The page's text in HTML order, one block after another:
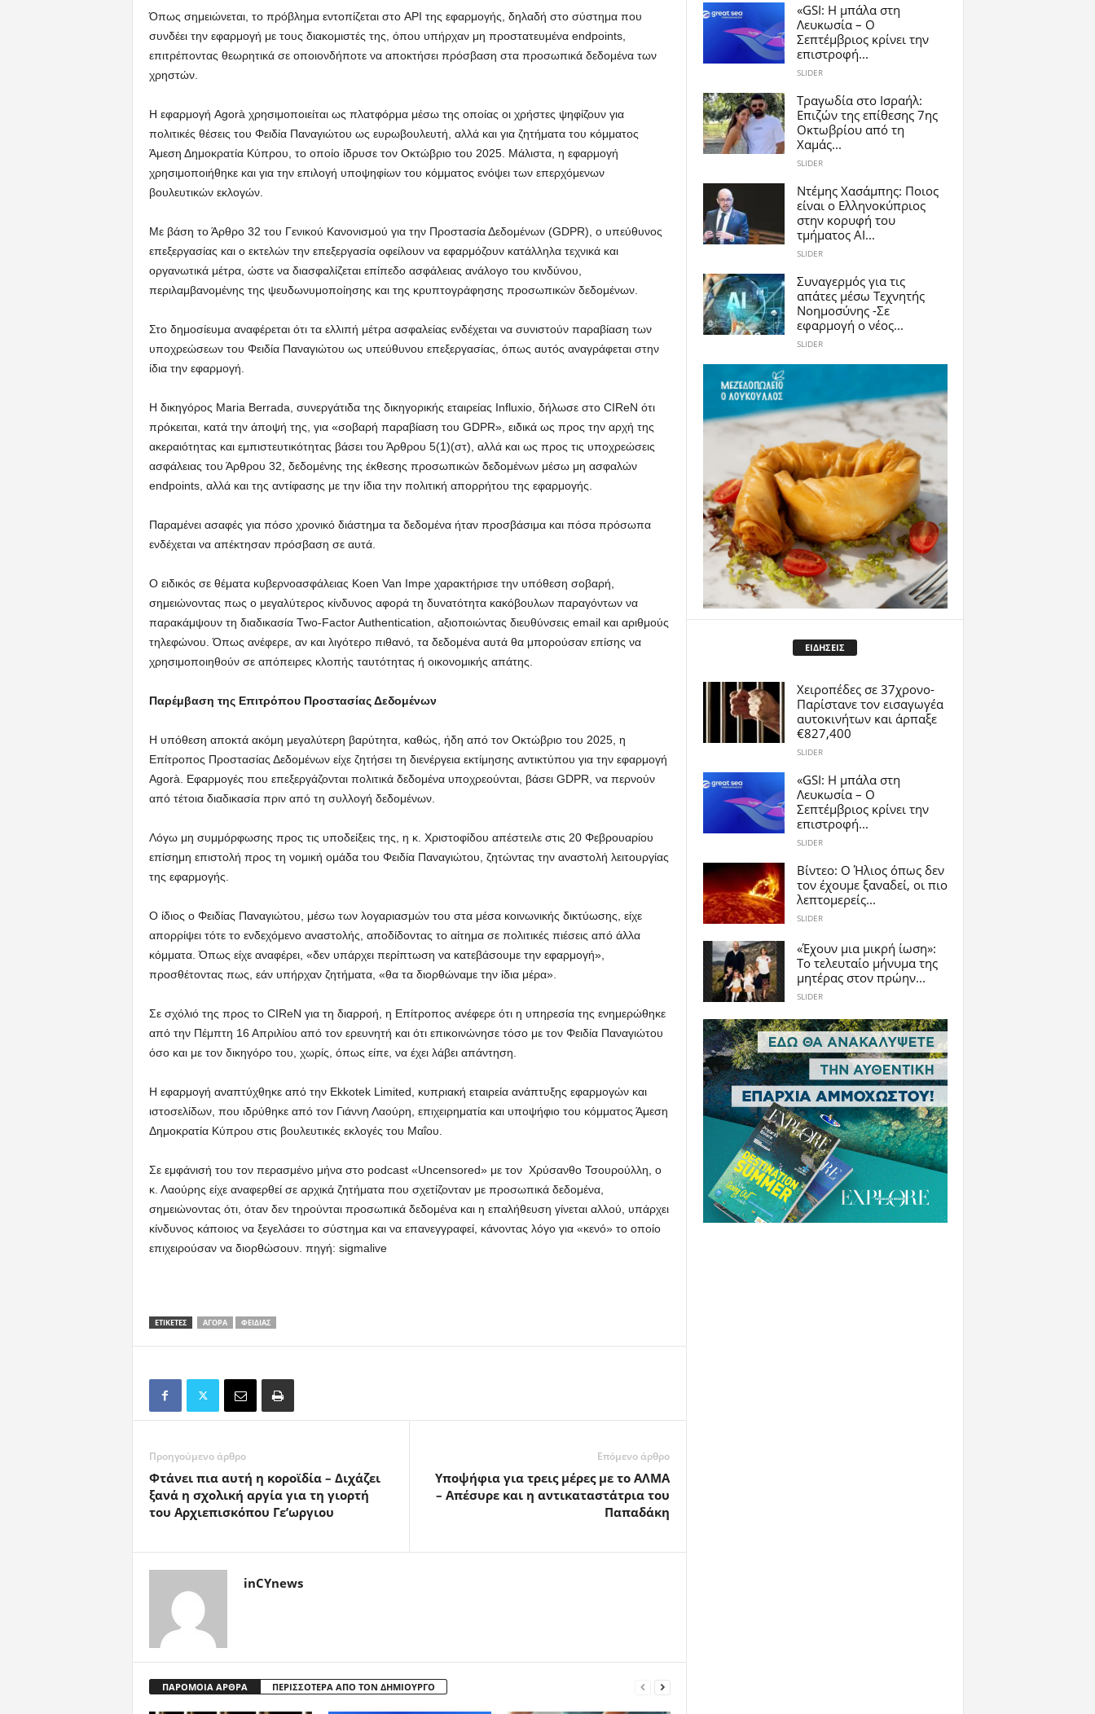
Όπως σημειώνεται, το πρόβλημα εντοπίζεται στο API της εφαρμογής, δηλαδή στο σύστημα που
συνδέει την εφαρμογή με τους διακομιστές της, όπου υπήρχαν μη προστατευμένα endpoints,
επιτρέποντας θεωρητικά σε οποιονδήποτε να αποκτήσει πρόσβαση στα προσωπικά δεδομένα των
χρηστών.
Η εφαρμογή Agorà χρησιμοποιείται ως πλατφόρμα μέσω της οποίας οι χρήστες ψηφίζουν για
πολιτικές θέσεις του Φειδία Παναγιώτου ως ευρωβουλευτή, αλλά και για ζητήματα του κόμματος
Άμεση Δημοκρατία Κύπρου, το οποίο ίδρυσε τον Οκτώβριο του 2025. Μάλιστα, η εφαρμογή
χρησιμοποιήθηκε και για την επιλογή υποψηφίων του κόμματος ενόψει των επερχόμενων
βουλευτικών εκλογών.
Με βάση το Άρθρο 32 του Γενικού Κανονισμού για την Προστασία Δεδομένων (GDPR), ο υπεύθυνος
επεξεργασίας και ο εκτελών την επεξεργασία οφείλουν να εφαρμόζουν κατάλληλα τεχνικά και
οργανωτικά μέτρα, ώστε να διασφαλίζεται επίπεδο ασφάλειας ανάλογο του κινδύνου,
περιλαμβανομένης της ψευδωνυμοποίησης και της κρυπτογράφησης προσωπικών δεδομένων.
Στο δημοσίευμα αναφέρεται ότι τα ελλιπή μέτρα ασφαλείας ενδέχεται να συνιστούν παραβίαση των
υποχρεώσεων του Φειδία Παναγιώτου ως υπεύθυνου επεξεργασίας, όπως αυτός αναγράφεται στην
ίδια την εφαρμογή.
Η δικηγόρος Maria Berrada, συνεργάτιδα της δικηγορικής εταιρείας Influxio, δήλωσε στο CIReN ότι
πρόκειται, κατά την άποψή της, για «σοβαρή παραβίαση του GDPR», ειδικά ως προς την αρχή της
ακεραιότητας και εμπιστευτικότητας βάσει του Άρθρου 5(1)(στ), αλλά και ως προς τις υποχρεώσεις
ασφάλειας του Άρθρου 32, δεδομένης της έκθεσης προσωπικών δεδομένων μέσω μη ασφαλών
endpoints, αλλά και της αντίφασης με την ίδια την πολιτική απορρήτου της εφαρμογής.
Παραμένει ασαφές για πόσο χρονικό διάστημα τα δεδομένα ήταν προσβάσιμα και πόσα πρόσωπα
ενδέχεται να απέκτησαν πρόσβαση σε αυτά.
Ο ειδικός σε θέματα κυβερνοασφάλειας Koen Van Impe χαρακτήρισε την υπόθεση σοβαρή,
σημειώνοντας πως ο μεγαλύτερος κίνδυνος αφορά τη δυνατότητα κακόβουλων παραγόντων να
παρακάμψουν τη διαδικασία Two-Factor Authentication, αξιοποιώντας διευθύνσεις email και αριθμούς
τηλεφώνου. Όπως ανέφερε, αν και λιγότερο πιθανό, τα δεδομένα αυτά θα μπορούσαν επίσης να
χρησιμοποιηθούν σε απόπειρες κλοπής ταυτότητας ή οικονομικής απάτης.
Παρέμβαση της Επιτρόπου Προστασίας Δεδομένων
Η υπόθεση αποκτά ακόμη μεγαλύτερη βαρύτητα, καθώς, ήδη από τον Οκτώβριο του 2025, η
Επίτροπος Προστασίας Δεδομένων είχε ζητήσει τη διενέργεια εκτίμησης αντικτύπου για την εφαρμογή
Agorà. Εφαρμογές που επεξεργάζονται πολιτικά δεδομένα υποχρεούνται, βάσει GDPR, να περνούν
από τέτοια διαδικασία πριν από τη συλλογή δεδομένων.
Λόγω μη συμμόρφωσης προς τις υποδείξεις της, η κ. Χριστοφίδου απέστειλε στις 20 Φεβρουαρίου
επίσημη επιστολή προς τη νομική ομάδα του Φειδία Παναγιώτου, ζητώντας την αναστολή λειτουργίας
της εφαρμογής.
Ο ίδιος ο Φειδίας Παναγιώτου, μέσω των λογαριασμών του στα μέσα κοινωνικής δικτύωσης, είχε
απορρίψει τότε το ενδεχόμενο αναστολής, αποδίδοντας το αίτημα σε πολιτικές πιέσεις από άλλα
κόμματα. Όπως είχε αναφέρει, «δεν υπάρχει περίπτωση να κατεβάσουμε την εφαρμογή»,
προσθέτοντας πως, εάν υπήρχαν ζητήματα, «θα τα διορθώναμε την ίδια μέρα».
Σε σχόλιό της προς το CIReN για τη διαρροή, η Επίτροπος ανέφερε ότι η υπηρεσία της ενημερώθηκε
από την Πέμπτη 16 Απριλίου από τον ερευνητή και ότι επικοινώνησε τόσο με τον Φειδία Παναγιώτου
όσο και με τον δικηγόρο του, χωρίς, όπως είπε, να έχει λάβει απάντηση.
Η εφαρμογή αναπτύχθηκε από την Ekkotek Limited, κυπριακή εταιρεία ανάπτυξης εφαρμογών και
ιστοσελίδων, που ιδρύθηκε από τον Γιάννη Λαούρη, επιχειρηματία και υποψήφιο του κόμματος Άμεση
Δημοκρατία Κύπρου στις βουλευτικές εκλογές του Μαΐου.
Σε εμφάνισή του τον περασμένο μήνα στο podcast «Uncensored» με τον Χρύσανθο Τσουρούλλη, ο
κ. Λαούρης είχε αναφερθεί σε αρχικά ζητήματα που σχετίζονταν με προσωπικά δεδομένα,
σημειώνοντας ότι, όταν δεν τηρούνται προσωπικά δεδομένα και η επαλήθευση γίνεται αλλού, υπάρχει
κίνδυνος κάποιος να ξεγελάσει το σύστημα και να επανεγγραφεί, κάνοντας λόγο για «κενό» το οποίο
επιχειρούσαν να διορθώσουν. πηγή: sigmalive
ΕΤΙΚΕΤΕΣ ΑΓΟΡΆ ΦΕΙΔΊΑΣ
Προηγούμενο άρθρο
Φτάνει πια αυτή η κοροϊδία – Διχάζει
ξανά η σχολική αργία για τη γιορτή
του Αρχιεπισκόπου Γε’ωργιου
Επόμενο άρθρο
Υποψήφια για τρεις μέρες με το ΑΛΜΑ
– Απέσυρε και η αντικαταστάτρια του
Παπαδάκη
inCYnews
ΠΑΡΟΜΟΙΑ ΑΡΘΡΑ ΠΕΡΙΣΣΟΤΕΡΑ ΑΠΟ ΤΟΝ ΔΗΜΙΟΥΡΓΟ
«GSI: Η μπάλα στη
Λευκωσία – Ο
Σεπτέμβριος κρίνει την
επιστροφή...
SLIDER
Τραγωδία στο Ισραήλ:
Επιζών της επίθεσης 7ης
Οκτωβρίου από τη
Χαμάς...
SLIDER
Ντέμης Χασάμπης: Ποιος
είναι ο Ελληνοκύπριος
στην κορυφή του
τμήματος AI...
SLIDER
Συναγερμός για τις
απάτες μέσω Τεχνητής
Νοημοσύνης -Σε
εφαρμογή ο νέος...
SLIDER
ΕΙΔΗΣΕΙΣ
Χειροπέδες σε 37χρονο-
Παρίστανε τον εισαγωγέα
αυτοκινήτων και άρπαξε
€827,400
SLIDER
«GSI: Η μπάλα στη
Λευκωσία – Ο
Σεπτέμβριος κρίνει την
επιστροφή...
SLIDER
Βίντεο: Ο Ήλιος όπως δεν
τον έχουμε ξαναδεί, οι πιο
λεπτομερείς...
SLIDER
«Έχουν μια μικρή ίωση»:
Το τελευταίο μήνυμα της
μητέρας στον πρώην...
SLIDER